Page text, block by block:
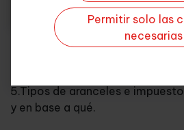
específica de cada uno.
4.Aprender que es el Taric, su
5.Tipos de aranceles e
y en base a qué.
Permitir solo las
necesarias